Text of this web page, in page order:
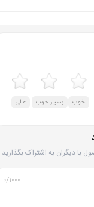
خوب بسیار خوب عالی
با دیگران به اشتراک بگذارید.
۰/۱۰۰۰